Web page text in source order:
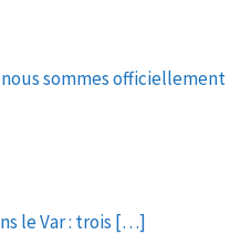
sommes officiellement
le Var : trois […]